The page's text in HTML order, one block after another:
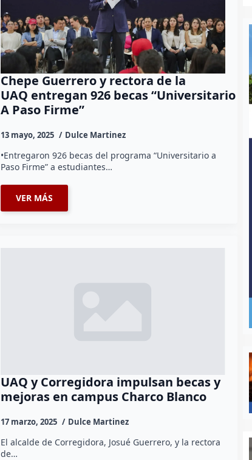
Chepe Guerrero y rectora de la
UAQ entregan 926 becas “Universitario
A Paso Firme”
13 mayo, 2025 Dulce Martinez
•Entregaron 926 becas del programa “Universitario a
Paso Firme” a estudiantes…
VER MÁS
UAQ y Corregidora impulsan becas y
mejoras en campus Charco Blanco
17 marzo, 2025 Dulce Martinez
El alcalde de Corregidora, Josué Guerrero, y la rectora
de…